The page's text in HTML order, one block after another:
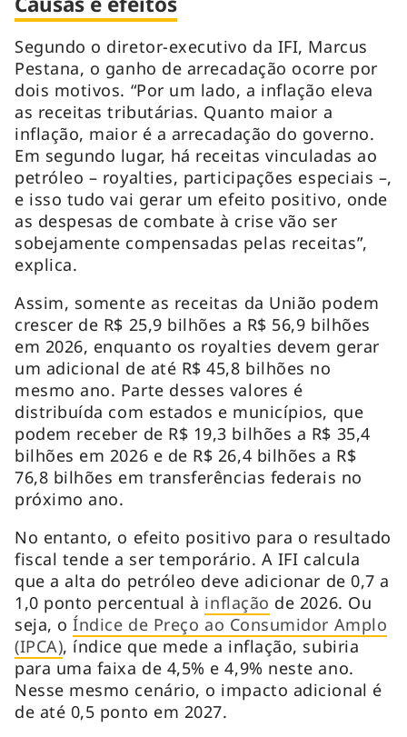
Segundo o diretor-executivo da IFI, Marcus
Pestana, o ganho de arrecadação ocorre por
dois motivos. “Por um lado, a inflação eleva
as receitas tributárias. Quanto maior a
inflação, maior é a arrecadação do governo.
Em segundo lugar, há receitas vinculadas ao
petróleo – royalties, participações especiais –,
e isso tudo vai gerar um efeito positivo, onde
as despesas de combate à crise vão ser
sobejamente compensadas pelas receitas”,
explica.
Assim, somente as receitas da União podem
crescer de R$ 25,9 bilhões a R$ 56,9 bilhões
em 2026, enquanto os royalties devem gerar
um adicional de até R$ 45,8 bilhões no
mesmo ano. Parte desses valores é
distribuída com estados e municípios, que
podem receber de R$ 19,3 bilhões a R$ 35,4
bilhões em 2026 e de R$ 26,4 bilhões a R$
76,8 bilhões em transferências federais no
próximo ano.
No entanto, o efeito positivo para o resultado
fiscal tende a ser temporário. A IFI calcula
que a alta do petróleo deve adicionar de 0,7 a
1,0 ponto percentual à inflação de 2026. Ou
seja, oÍndice de Preço ao Consumidor Amplo
(IPCA), índice que mede a inflação, subiria
para uma faixa de 4,5% e 4,9% neste ano.
Nesse mesmo cenário, o impacto adicional é
de até 0,5 ponto em 2027.